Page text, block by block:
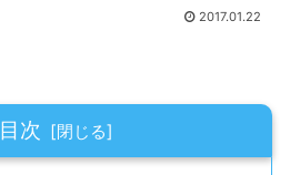
2017.01.22
目次